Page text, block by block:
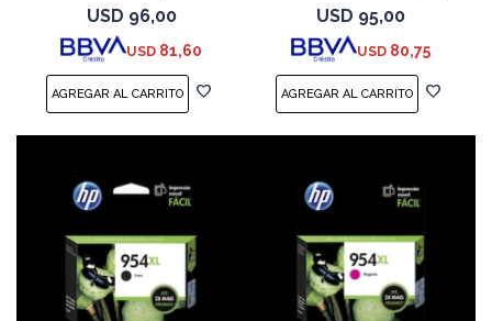
DesignJet - cartucho de tinta
- para DesignJet Studio, T210,
T230, T250, T
USD 96,00
USD 81,60
magenta, amarillo) - original
- cartucho de tinta - para
ENVY 55XX, 56XX, 76
USD 95,00
USD 80,75